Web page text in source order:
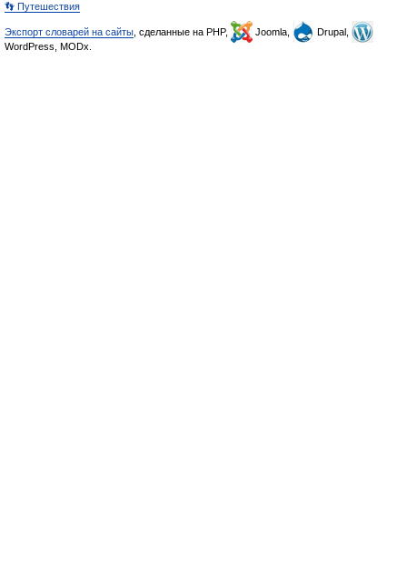
👣 Путешествия
Экспорт словарей на сайты , сделанные на PHP, Joomla,
Drupal,
WordPress, MODx.